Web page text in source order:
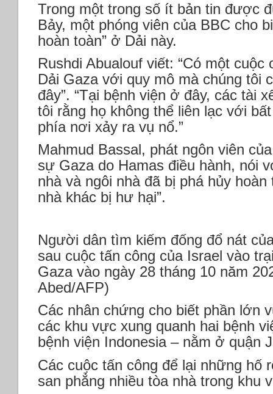
Trong một trong số ít bản tin được
Bảy, một phóng viên của BBC cho
hoàn toàn” ở Dải này.
Rushdi Abualouf viết: “Có một
Dải Gaza với quy mô mà chúng tôi
đây”. “Tại bệnh viện ở đây, các tài
tôi rằng họ không thể liên lạc với
phía nơi xảy ra vụ nổ.”
Mahmud Bassal, phát ngôn viên
sự Gaza do Hamas điều hành, nói
nhà và ngôi nhà đã bị phá hủy
nhà khác bị hư hại”.
Người dân tìm kiếm đống đổ nát
sau cuộc tấn công của Israel vào
Gaza vào ngày 28 tháng 10 năm
Abed/AFP)
Các nhân chứng cho biết phần lớn
các khu vực xung quanh hai bệnh
bệnh viện Indonesia – nằm ở quận
Các cuộc tấn công để lại những hố
san phẳng nhiều tòa nhà trong khu